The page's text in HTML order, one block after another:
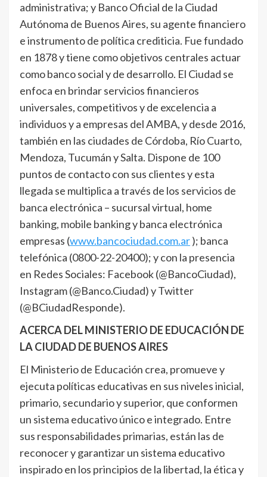
administrativa; y Banco Oficial de la Ciudad
Autónoma de Buenos Aires, su agente financiero
e instrumento de política crediticia. Fue fundado
en 1878 y tiene como objetivos centrales actuar
como banco social y de desarrollo. El Ciudad se
enfoca en brindar servicios financieros
universales, competitivos y de excelencia a
individuos y a empresas del AMBA, y desde 2016,
también en las ciudades de Córdoba, Río Cuarto,
Mendoza, Tucumán y Salta. Dispone de 100
puntos de contacto con sus clientes y esta
llegada se multiplica a través de los servicios de
banca electrónica – sucursal virtual, home
banking, mobile banking y banca electrónica
empresas (www.bancociudad.com.ar); banca
telefónica (0800-22-20400); y con la presencia
en Redes Sociales: Facebook (@BancoCiudad),
Instagram (@Banco.Ciudad) y Twitter
(@BCiudadResponde).
ACERCA DEL MINISTERIO DE EDUCACIÓN DE
LA CIUDAD DE BUENOS AIRES
El Ministerio de Educación crea, promueve y
ejecuta políticas educativas en sus niveles inicial,
primario, secundario y superior, que conformen
un sistema educativo único e integrado. Entre
sus responsabilidades primarias, están las de
reconocer y garantizar un sistema educativo
inspirado en los principios de la libertad, la ética y